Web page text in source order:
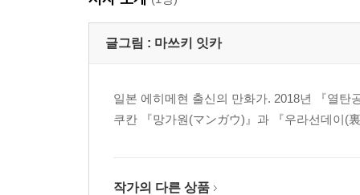
글그림 : 마쓰키 잇카
일본 에히메현 출신의 만화가. 2018년 『열탄
쿠칸 『망가원(マンガウ)』과 『우라선데이(
작가의 다른 상품